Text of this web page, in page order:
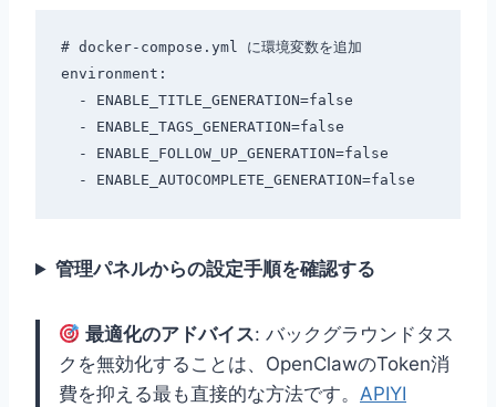
# docker-compose.yml に環境変数を追加
environment:
管理パネルからの設定手順を確認する
最適化のアドバイス: バックグラウンドタス
クを無効化することは、OpenClawのToken消
費を抑える最も直接的な方法です。 APIYI